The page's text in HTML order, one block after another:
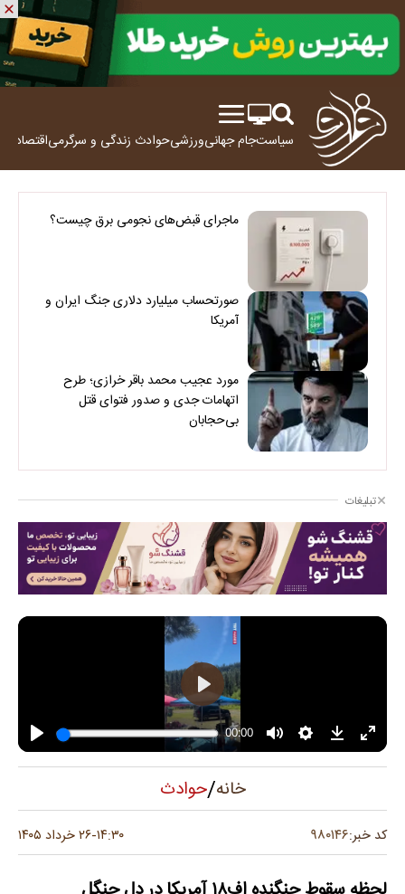
سیاستجام جهانیورزشیحوادث زندگی و سرگرمیاقتصاد
ماجرای قبض‌های نجومی برق چیست؟
صورتحساب میلیارد دلاری جنگ ایران و
آمریکا
مورد عجیب محمد باقر خرازی؛ طرح
اتهامات جدی و صدور فتوای قتل
بی‌حجابان
تبلیغات
خانه/حوادث
کد خبر:۹۸۰۱۴۶ ۱۴:۳۰-۲۶ خرداد ۱۴۰۵